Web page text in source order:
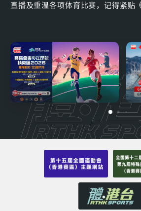
直播及重温各项体育比赛，记得紧贴